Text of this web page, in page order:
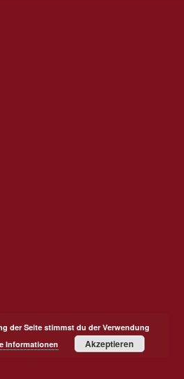
der Seite stimmst du der Verwendung
Informationen Akzeptieren